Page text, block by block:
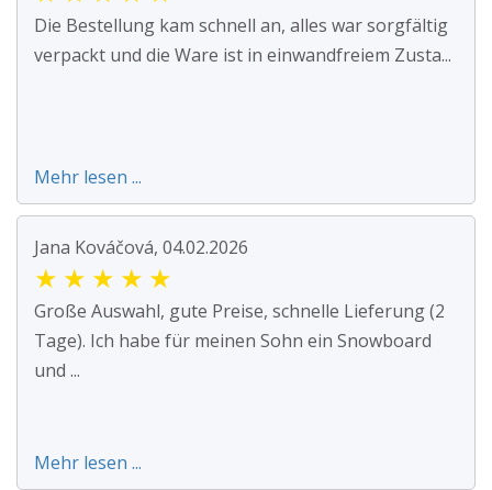
Die Bestellung kam schnell an, alles war sorgfältig
verpackt und die Ware ist in einwandfreiem Zusta...
Mehr lesen ...
Jana Kováčová, 04.02.2026
★ ★ ★ ★ ★
Große Auswahl, gute Preise, schnelle Lieferung (2
Tage). Ich habe für meinen Sohn ein Snowboard
und ...
Mehr lesen ...